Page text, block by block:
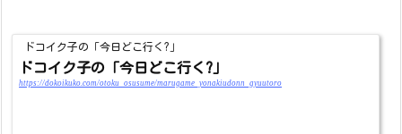
ドコイク子の「今日どこ行く?」
ドコイク子の「今日どこ行く?」
https://dokoikuko.com/otoku_osusume/marugame_yonakiudonn_gyuutoro